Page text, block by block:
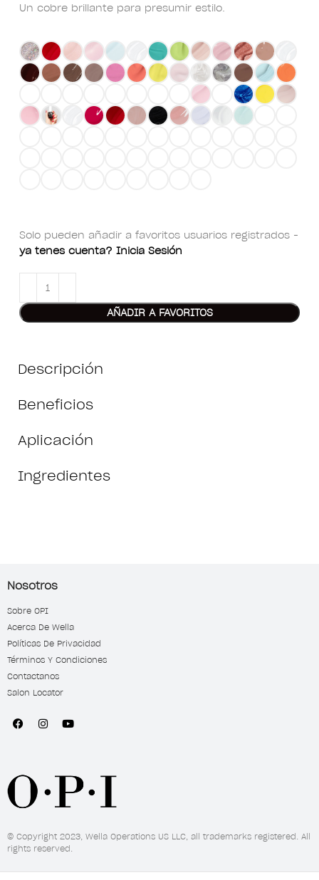
Un cobre brillante para presumir estilo.
Solo pueden añadir a favoritos usuarios registrados -
ya tenes cuenta? Inicia Sesión
AÑADIR A FAVORITOS
Descripción
Beneficios
Aplicación
Ingredientes
Nosotros
Sobre OPI
Acerca De Wella
Políticas De Privacidad
Términos Y Condiciones
Contactanos
Salon Locator
© Copyright 2023, Wella Operations US LLC, all trademarks registered. All
rights reserved.